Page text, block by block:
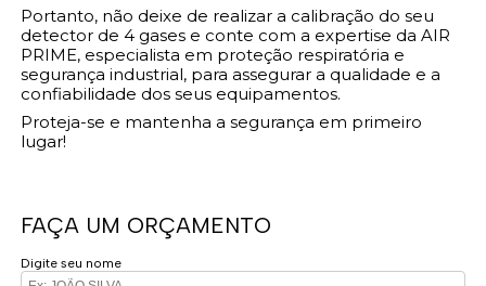
Portanto, não deixe de realizar a calibração do seu
detector de 4 gases e conte com a expertise da AIR
PRIME, especialista em proteção respiratória e
segurança industrial, para assegurar a qualidade e a
confiabilidade dos seus equipamentos.
Proteja-se e mantenha a segurança em primeiro
lugar!
FAÇA UM ORÇAMENTO
Digite seu nome